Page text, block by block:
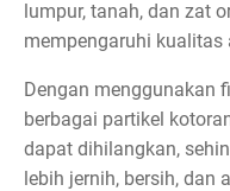
lumpur, tanah, dan zat
mempengaruhi kualitas
Dengan menggunakan
berbagai partikel
dapat dihilangkan,
lebih jernih, bersih, dan